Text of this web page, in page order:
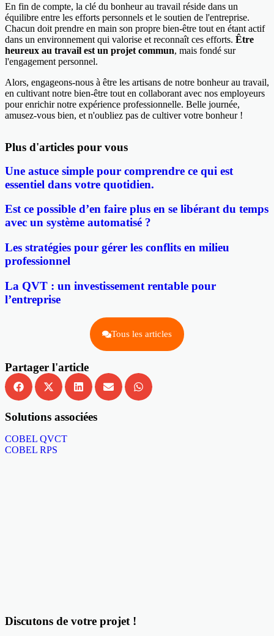
En fin de compte, la clé du bonheur au travail réside dans un
équilibre entre les efforts personnels et le soutien de l'entreprise.
Chacun doit prendre en main son propre bien-être tout en étant actif
dans un environnement qui valorise et reconnaît ces efforts. Être
heureux au travail est un projet commun, mais fondé sur
l'engagement personnel.
Alors, engageons-nous à être les artisans de notre bonheur au travail,
en cultivant notre bien-être tout en collaborant avec nos employeurs
pour enrichir notre expérience professionnelle. Belle journée,
amusez-vous bien, et n'oubliez pas de cultiver votre bonheur !
Plus d'articles pour vous
Une astuce simple pour comprendre ce qui est
essentiel dans votre quotidien.
Est ce possible d’en faire plus en se libérant du temps
avec un système automatisé ?
Les stratégies pour gérer les conflits en milieu
professionnel
La QVT : un investissement rentable pour
l’entreprise
Tous les articles
Partager l'article
Solutions associées
COBEL QVCT
COBEL RPS
Discutons de votre projet !